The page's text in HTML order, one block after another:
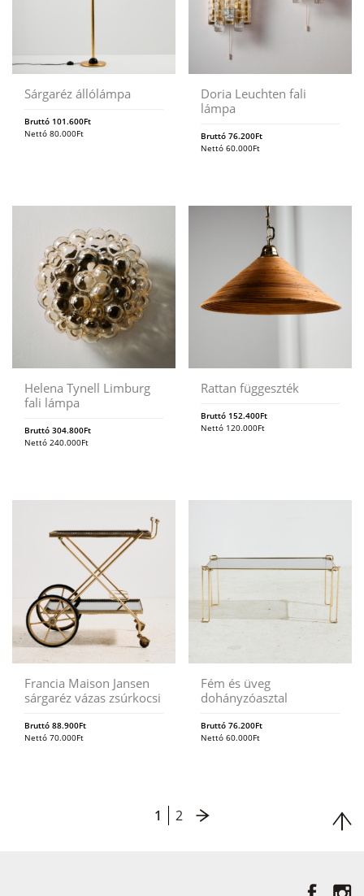
Sárgaréz állólámpa
Bruttó 101.600Ft
Nettó 80.000Ft
Doria Leuchten fali
lámpa
Bruttó76.200Ft
Nettó60.000Ft
Helena Tynell Limburg
fali lámpa
Bruttó 304.800Ft
Nettó 240.000Ft
Rattan függeszték
Bruttó 152.400Ft
Nettó 120.000Ft
Francia Maison Jansen
sárgaréz vázas zsúrkocsi
Bruttó 88.900Ft
Nettó 70.000Ft
Fém és üveg
dohányzóasztal
Bruttó76.200Ft
Nettó60.000Ft
1 2